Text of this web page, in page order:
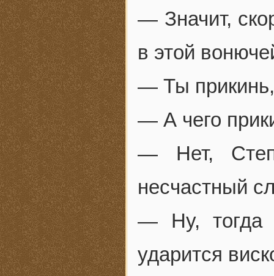
— Значит,
в этой
— Ты прикинь,
— А чего
— Нет,
несчастный
— Ну, тогда
ударится